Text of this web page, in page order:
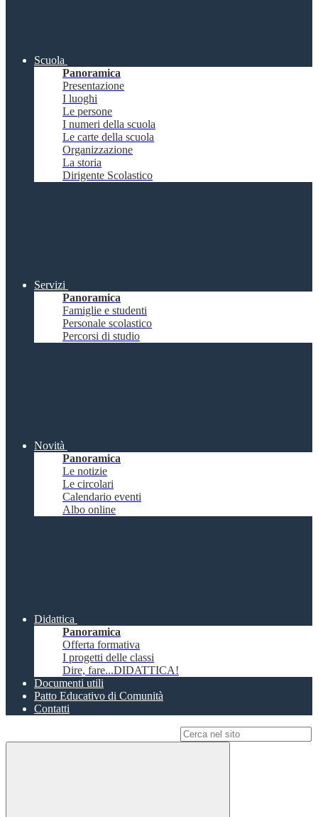
Scuola
Panoramica
Presentazione
I luoghi
Le persone
I numeri della scuola
Le carte della scuola
Organizzazione
La storia
Dirigente Scolastico
Servizi
Panoramica
Famiglie e studenti
Personale scolastico
Percorsi di studio
Novità
Panoramica
Le notizie
Le circolari
Calendario eventi
Albo online
Didattica
Panoramica
Offerta formativa
I progetti delle classi
Dire, fare...DIDATTICA!
Documenti utili
Patto Educativo di Comunità
Contatti